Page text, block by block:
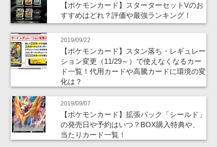
【ポケモンカード】スターターセットVのお
すすめはどれ？評価や最強ランキング！
2019/09/22
【ポケモンカード】スタン落ち・レギュレー
ション変更（11/29～）で使えなくなるカー
ド一覧！代用カードや高騰カードに環境の変
化は？
2019/09/07
【ポケモンカード】拡張パック「シールド」
の発売日や予約はいつ？BOX購入特典や、
当たりカード一覧！